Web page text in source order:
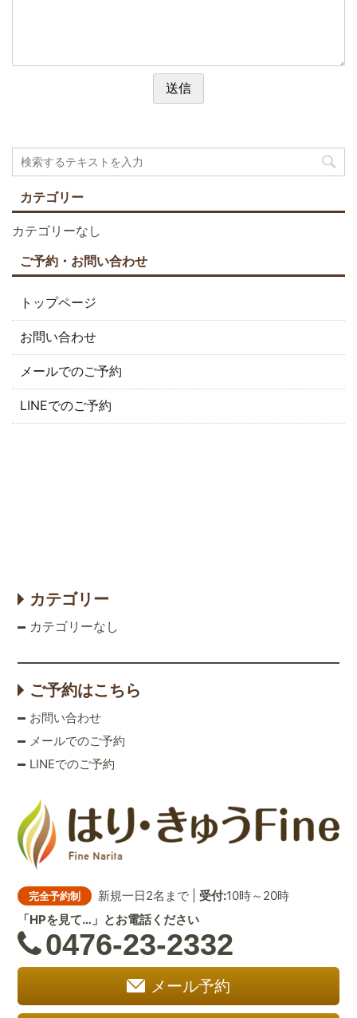
カテゴリー
カテゴリーなし
ご予約・お問い合わせ
トップページ
お問い合わせ
メールでのご予約
LINEでのご予約
カテゴリー
カテゴリーなし
ご予約はこちら
お問い合わせ
メールでのご予約
LINEでのご予約
完全予約制 新規一日2名まで | 受付:10時～20時
「HPを見て…」とお電話ください
0476-23-2332
メール予約